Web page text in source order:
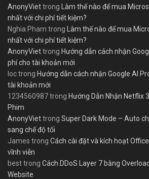
AnonyViettrong
Làm thế nào để mua
nhất với chi phí tiết kiệm?
Nghia Pham trong
Làm thế nào để mua
nhất với chi phí tiết kiệm?
AnonyViettrong Hướng dẫn cách nhận
phí cho tài khoản mới
loctrong Hướng dẫn cách nhận Google AI
tài khoản mới
1234560987trong Hướng Dẫn Nhận Netflix
Phim
AnonyViettrong Super Dark Mode – Auto
sang chế độ tối
James trong Cách cài đặt và kích hoạt
vĩnh viễn
besttrong Cách DDoS Layer 7 bằng
Website